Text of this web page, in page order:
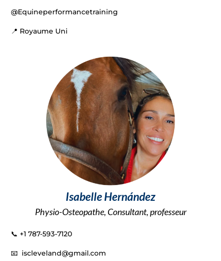
@Equineperformancetraining
📍 Royaume Uni
Isabelle Hernández
Physio-Osteopathe, Consultant, professeur
📞 +1787-593-7120
📧 iscleveland@gmail.com